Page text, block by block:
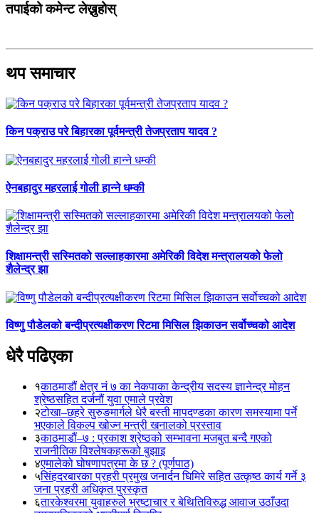
तपाईको कमेन्ट लेख्नुहोस्
थप समाचार
किन पक्राउ परे बिहारका पूर्वमन्त्री तेजप्रताप यादव ?
ऐनबहादुर महरलाई गोली हान्ने धम्की
शिक्षामन्त्री सस्मितको सल्लाहकारमा अमेरिकी विदेश मन्त्रालयको फेलो
शैलेन्द्र झा
विष्णु पौडेलको बन्दीप्रत्यक्षीकरण रिटमा मिसिल झिकाउन सर्वोच्चको आदेश
धेरै पढिएका
१काठमाडौं क्षेत्र नं ७ का नेकपाका केन्द्रीय सदस्य ज्ञानेन्द्र मोहन
श्रेष्ठसहित दर्जनौं युवा एमाले प्रवेश
२टोखा–छहरे सुरुङमार्गले धेरै बस्ती मापदण्डका कारण समस्यामा पर्ने
भएकाले विकल्प खोज्न मन्त्री खनालको प्रस्ताव
३काठमाडौं–७ : प्रकाश श्रेष्ठको सम्भावना मजबुत बन्दै गएको
राजनीतिक विश्लेषकहरूको बुझाइ
४एमालेको घोषणापत्रमा के छ ? (पूर्णपाठ)
५सिंहदरबारका प्रहरी प्रमुख जनार्दन घिमिरे सहित उत्कृष्ठ कार्य गर्ने ३
जना प्रहरी अधिकृत पुरस्कृत
६तारकेश्वरमा युवाहरुले भ्रष्टाचार र बेथितिविरुद्ध आवाज उठाँउदा